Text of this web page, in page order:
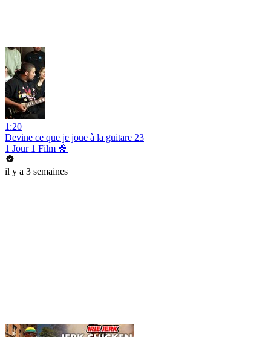
1:20
Devine ce que je joue à la guitare 23
1 Jour 1 Film 🍿
il y a 3 semaines